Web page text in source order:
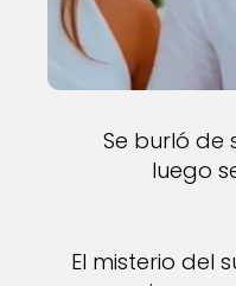
Se burló de
luego
El misterio del